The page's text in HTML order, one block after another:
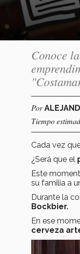
Conoce
Por
Tiempo
Cada vez
¿Será que el
Este
su familia a
Durante la
Bockbier.
En ese
cerveza